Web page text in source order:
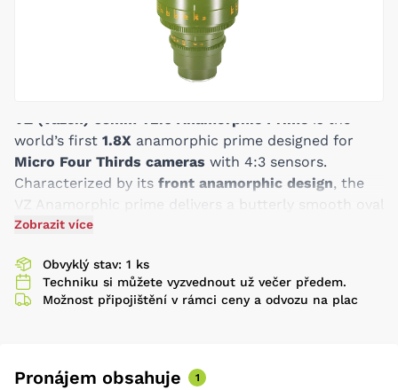
VZ (Vazen) 65mm T2.0 Anamorphic Prime is the
world’s first 1.8X anamorphic prime designed for
Micro Four Thirds cameras with 4:3 sensors.
Characterized by its front anamorphic design, the
VZ Anamorphic prime delivers a butterly smooth oval
bokeh, signature blue horizontal flare and the
produces a cinematic
image when capturing with 4:3 M43 sensors like
Panasonic GH5 and Z-cam E2. The lens features a
Despite the rugged design, the VZ anamorphic prime
Zobrazit více
Obvyklý stav: 1 ks
Techniku si můžete vyzvednout už večer předem.
Možnost připojištění v rámci ceny a odvozu na plac
Pronájem obsahuje 1